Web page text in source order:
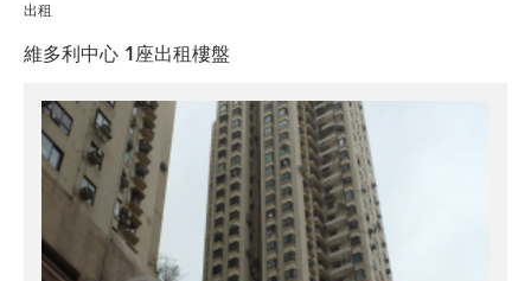
出租
維多利中心 1座出租樓盤